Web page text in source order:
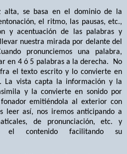
alta, se basa en el dominio de la
el ritmo, las pausas, etc.,
y acentuación de las palabras y
nuestra mirada por delante del
pronunciemos una palabra,
en 4 ó 5 palabras a la derecha.
No
el texto escrito y lo convierte en
La vista capta la información y la
y la convierte en sonido por
emitiéndola al exterior con
leer así, nos iremos anticipando a
de pronunciación, etc. y
el contenido facilitando su